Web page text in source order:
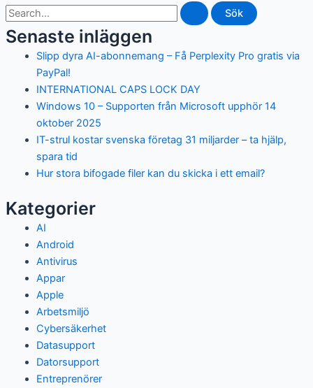
Sök
efter:
Senaste inläggen
Slipp dyra AI-abonnemang – Få Perplexity Pro gratis via
PayPal!
INTERNATIONAL CAPS LOCK DAY
Windows 10 – Supporten från Microsoft upphör 14
oktober 2025
IT-strul kostar svenska företag 31 miljarder – ta hjälp,
spara tid
Hur stora bifogade filer kan du skicka i ett email?
Kategorier
AI
Android
Antivirus
Appar
Apple
Arbetsmiljö
Cybersäkerhet
Datasupport
Datorsupport
Entreprenörer